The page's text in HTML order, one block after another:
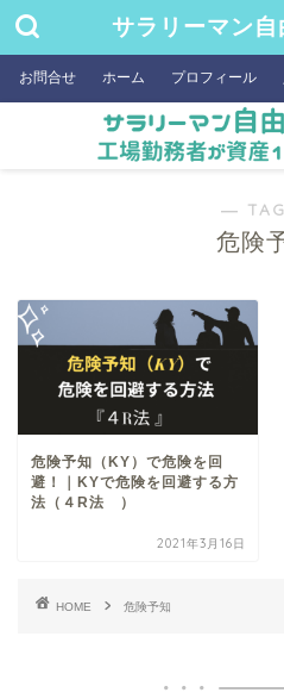
サラリーマン
お問合せ ホーム プロフィール
―
危険
危険予知（KY）で危険を回
避！｜KYで危険を回避する方
法（４R法 ）
2021年3月16日
HOME 危険予知